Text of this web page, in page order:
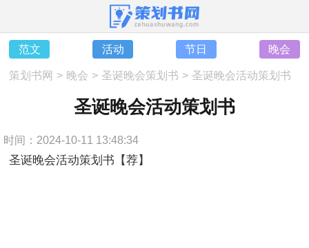
范文 活动 节日 晚会
策划书网 > 晚会 > 圣诞晚会策划书 > 圣诞晚会活动策划书
圣诞晚会活动策划书
时间：2024-10-11 13:48:34
圣诞晚会活动策划书【荐】